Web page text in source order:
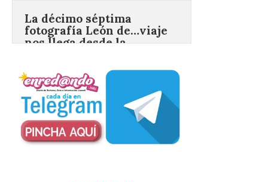
nos llega desde la
carretera CL 626 con
motivo de la marcha en
6 Ago 2026
Nueva edición de León
de…viaje. Una iniciativa
organizado por la sección
juvenil de la Asociación
Enróllate, la Asociación